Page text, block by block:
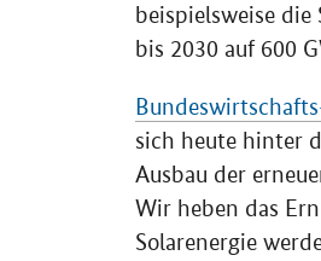
beispielsweise
bis 2030 auf 600
sich heute hinter
Ausbau der
Wir heben das
Solarenergie